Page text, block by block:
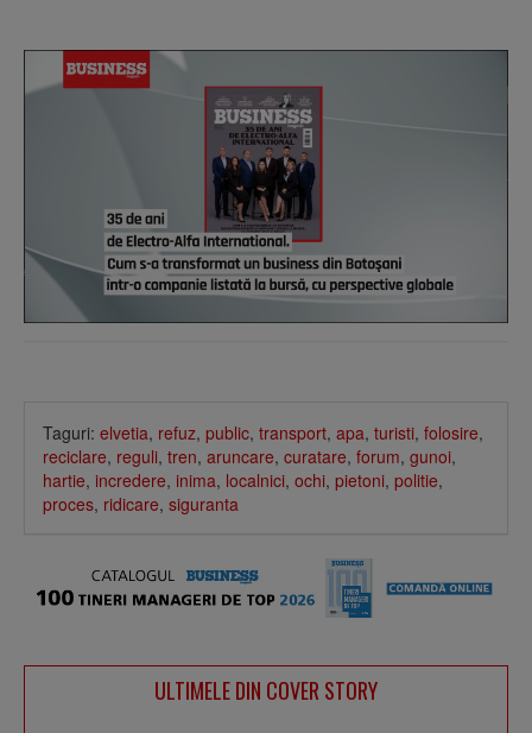
Taguri: elvetia, refuz, public, transport, apa, turisti, folosire,
reciclare, reguli, tren, aruncare, curatare, forum, gunoi,
hartie, incredere, inima, localnici, ochi, pietoni, politie,
proces, ridicare, siguranta
ULTIMELE DIN COVER STORY